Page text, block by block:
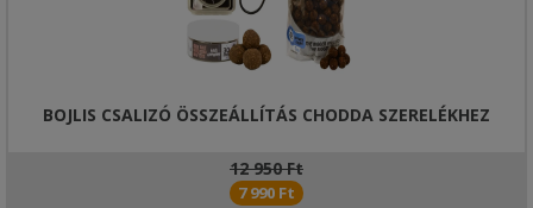
BOJLIS CSALIZÓ ÖSSZEÁLLÍTÁS CHODDA SZERELÉKHEZ
12 950 Ft
7 990 Ft